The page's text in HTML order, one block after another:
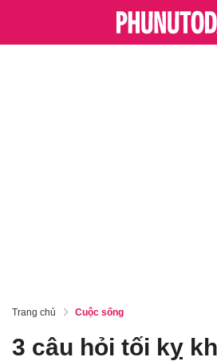
Trang chủ Cuộc sống
3 câu hỏi tối kỵ